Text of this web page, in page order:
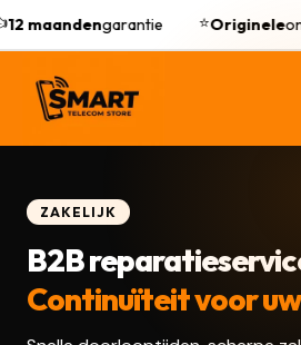
maandengarantie Originele
ZAKELIJK
B2B
Continuïteit voor